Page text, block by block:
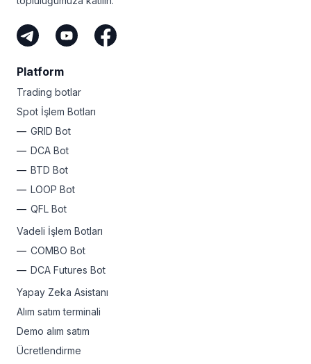
Platform
Trading botlar
Spot İşlem Botları
GRID Bot
DCA Bot
BTD Bot
LOOP Bot
QFL Bot
Vadeli İşlem Botları
COMBO Bot
DCA Futures Bot
Yapay Zeka Asistanı
Alım satım terminali
Demo alım satım
Ücretlendirme